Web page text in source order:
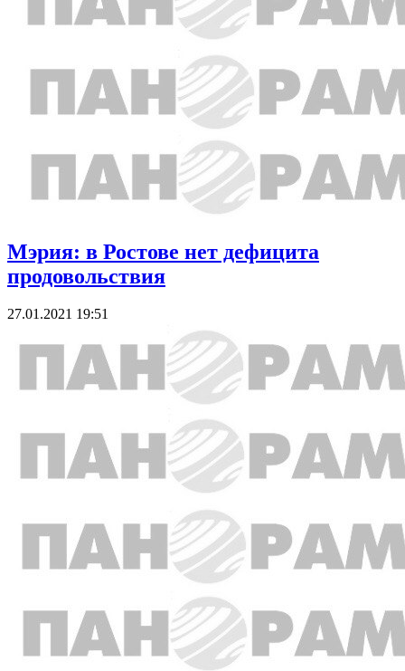
Мэрия: в Ростове нет дефицита
продовольствия
27.01.2021 19:51